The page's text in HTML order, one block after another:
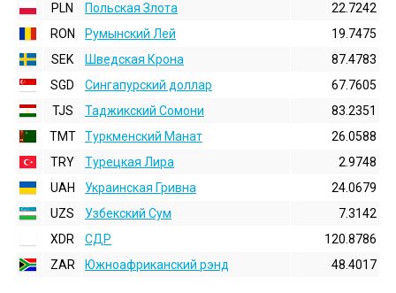
PLN
Польская Злота
22.7242
RON
Румынский Лей
19.7475
SEK
Шведская Крона
87.4783
SGD
Сингапурский доллар
67.7605
TJS
Таджикский Сомони
83.2351
TMT
Туркменский Манат
26.0588
TRY
Турецкая Лира
2.9748
UAH
Украинская Гривна
24.0679
UZS
Узбекский Сум
7.3142
XDR
СДР
120.8786
ZAR
Южноафриканский рэнд 48.4017